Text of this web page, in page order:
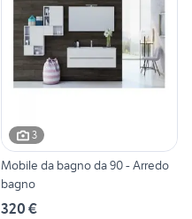
3
Mobile da bagno da 90 - Arredo
bagno
320 €